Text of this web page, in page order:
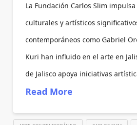
La Fundación Carlos Slim
culturales y artísticos
contemporáneos como Gabriel
Kuri han influido en el arte en
de Jalisco apoya iniciativas
Read More